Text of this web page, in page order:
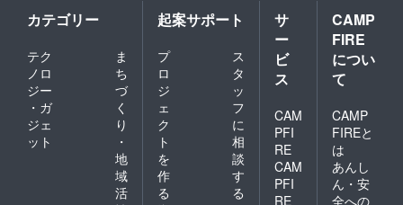
まあ朝やることなんて
決まってると思う。デ
ジタル時計の緑色の光
が何回も何回も変わっ
たことなんて気づかな
かった。遅刻だ。トマ
トソースで赤くなった
唇を舌舐めずりをして
学校に行く。そう今日
カテゴリー
テク
ノロ
ジー
・ガ
ジェ
ット
ま
ち
づ
く
り
・
地
域
活
起案サポート
プ
ロ
ジ
ェ
ク
ト
を
作
る
ス
タ
ッ
フ
に
相
談
す
る
サ
ー
ビ
ス
CAM
PFI
RE
CAM
PFI
RE
CAMP
FIRE
につい
て
CAMP
FIREと
は
あんし
ん・安
全への